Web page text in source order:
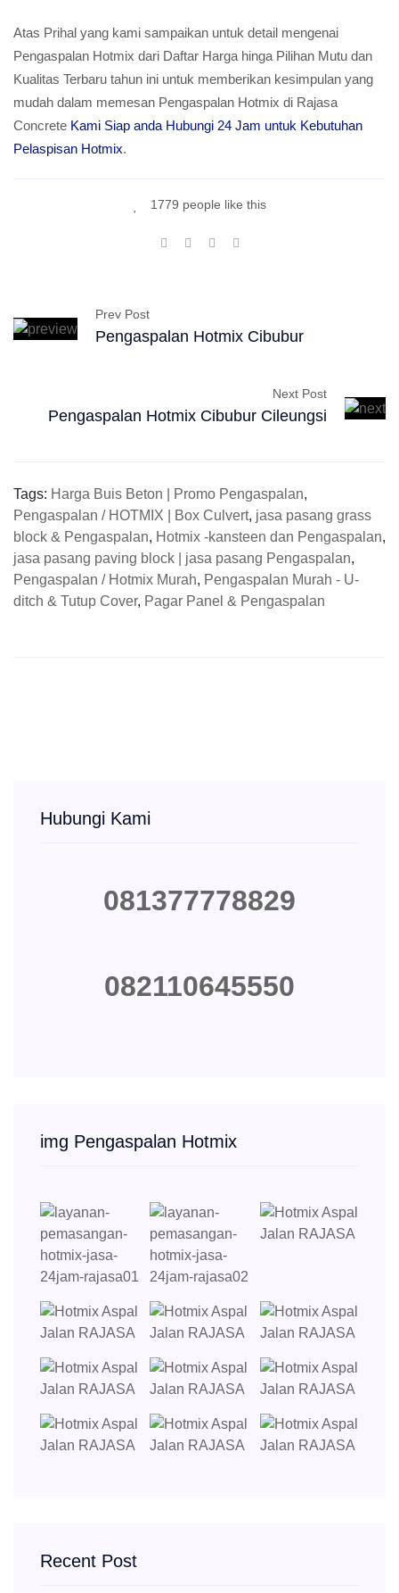
Atas Prihal yang kami sampaikan untuk detail mengenai
Pengaspalan Hotmix dari Daftar Harga hinga Pilihan Mutu dan
Kualitas Terbaru tahun ini untuk memberikan kesimpulan yang
mudah dalam memesan Pengaspalan Hotmix di Rajasa
Concrete Kami Siap anda Hubungi 24 Jam untuk Kebutuhan
Pelaspisan Hotmix.
1779 people like this
Prev Post
Pengaspalan Hotmix Cibubur
Next Post
Pengaspalan Hotmix Cibubur Cileungsi
Tags: Harga Buis Beton | Promo Pengaspalan,
Pengaspalan / HOTMIX | Box Culvert, jasa pasang grass
block & Pengaspalan, Hotmix -kansteen dan Pengaspalan,
jasa pasang paving block | jasa pasang Pengaspalan,
Pengaspalan / Hotmix Murah, Pengaspalan Murah - U-
ditch & Tutup Cover, Pagar Panel & Pengaspalan
Hubungi Kami
081377778829
082110645550
img Pengaspalan Hotmix
Recent Post